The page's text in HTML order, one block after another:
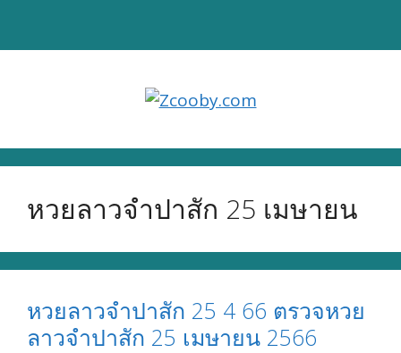
หวยลาวจำปาสัก 25 เมษายน
หวยลาวจำปาสัก 25 4 66 ตรวจหวย
ลาวจำปาสัก 25 เมษายน 2566